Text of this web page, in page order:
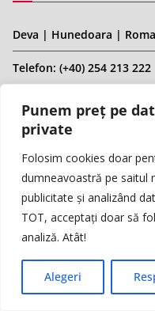
Punem preț pe
private
Folosim cookies doar
dumneavoastră pe saitul
publicitate și analizând
TOT, acceptați doar să
analiză. Atât!
Alegeri
Deva | Hunedoara |
Telefon: (+40) 254 213 222
(+40) 354.410.434
Email:
Website: